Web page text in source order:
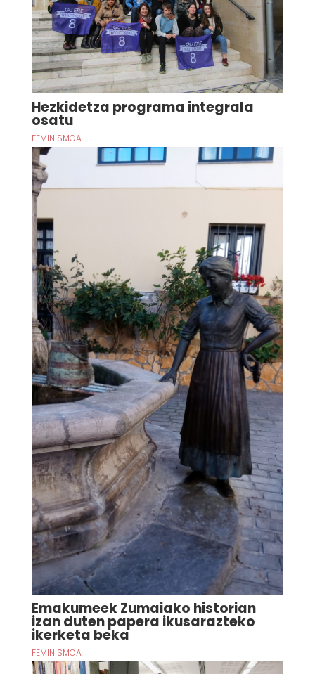
Hezkidetza programa integrala
osatu
FEMINISMOA
Emakumeek Zumaiako historian
izan duten papera ikusarazteko
ikerketa beka
FEMINISMOA